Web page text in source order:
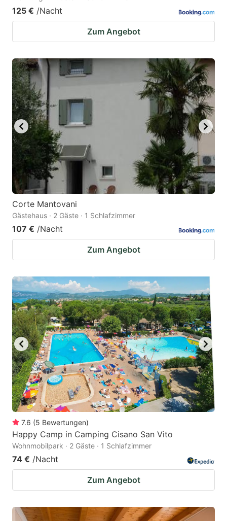
125 € /Nacht
Zum Angebot
Corte Mantovani
Gästehaus · 2 Gäste · 1 Schlafzimmer
107 € /Nacht
Zum Angebot
7.6 (5 Bewertungen)
Happy Camp in Camping Cisano San Vito
Wohnmobilpark · 2 Gäste · 1 Schlafzimmer
74 € /Nacht
Zum Angebot